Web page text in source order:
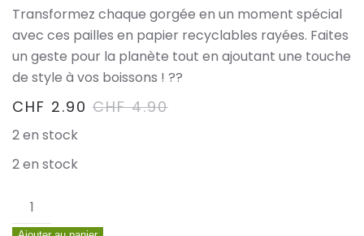
Transformez chaque gorgée en un moment spécial
avec ces pailles en papier recyclables rayées. Faites
un geste pour la planète tout en ajoutant une touche
de style à vos boissons ! ??
CHF 2.90 CHF4.90
2 en stock
2 en stock
quantité
de